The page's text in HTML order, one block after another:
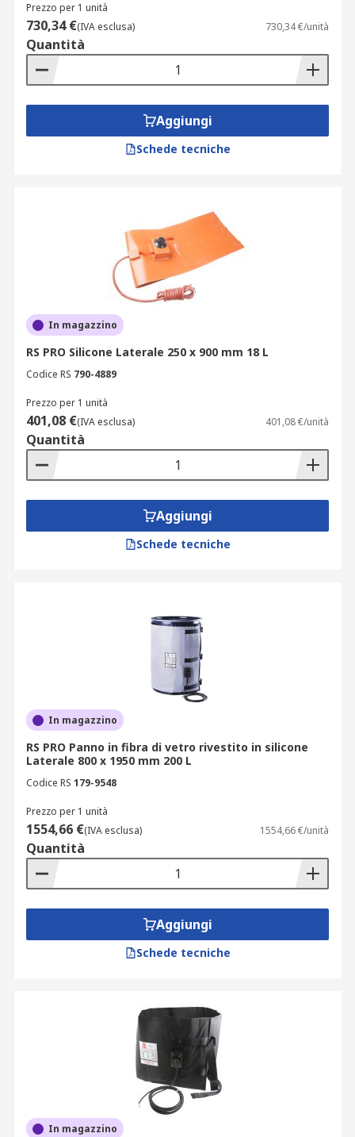
Prezzo per 1 unità
730,34 €(IVA esclusa) 730,34 €/unità
Quantità
Aggiungi
Schede tecniche
In magazzino
RS PRO Silicone Laterale 250 x 900 mm 18 L
Codice RS 790-4889
Prezzo per 1 unità
401,08 €(IVA esclusa) 401,08 €/unità
Quantità
Aggiungi
Schede tecniche
In magazzino
RS PRO Panno in fibra di vetro rivestito in silicone
Laterale 800 x 1950 mm 200 L
Codice RS 179-9548
Prezzo per 1 unità
1554,66 €(IVA esclusa) 1554,66 €/unità
Quantità
Aggiungi
Schede tecniche
In magazzino